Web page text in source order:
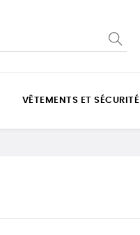
VÊTEMENTS ET SÉCURITÉ